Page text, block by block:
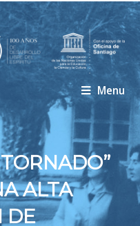
Menu
ALTA
DE